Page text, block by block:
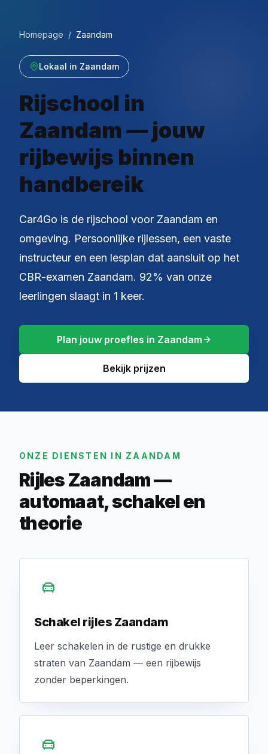
Homepage / Zaandam
Lokaal in Zaandam
Rijschool in
Zaandam — jouw
rijbewijs binnen
handbereik
Car4Go is de rijschool voor Zaandam en
omgeving. Persoonlijke rijlessen, een vaste
instructeur en een lesplan dat aansluit op het
CBR-examen Zaandam. 92% van onze
leerlingen slaagt in 1 keer.
Plan jouw proefles in Zaandam
Bekijk prijzen
ONZE DIENSTEN IN ZAANDAM
Rijles Zaandam —
automaat, schakel en
theorie
Schakel rijles Zaandam
Leer schakelen in de rustige en drukke
straten van Zaandam — een rijbewijs
zonder beperkingen.